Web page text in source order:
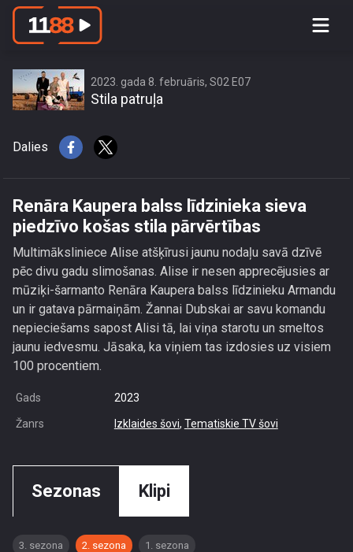
Renāra Kaupera balss līdzinieka sieva
2023. gada 8. februāris, S02 E07
Stila patruļa
Dalies
Renāra Kaupera balss līdzinieka sieva
piedzīvo košas stila pārvērtības
Multimāksliniece Alise atšķīrusi jaunu nodaļu savā dzīvē
pēc divu gadu slimošanas. Alise ir nesen apprecējusies ar
mūziķi-šarmanto Renāra Kaupera balss līdzinieku Armandu
un ir gatava pārmaiņām. Žannai Dubskai ar savu komandu
nepieciešams sapost Alisi tā, lai viņa starotu un smeltos
jaunu iedvesmu. Jāsaka, ka viņiem tas izdosies uz visiem
100 procentiem.
Gads 2023
Žanrs Izklaides šovi, Tematiskie TV šovi
Sezonas Klipi
3. sezona 2. sezona 1. sezona